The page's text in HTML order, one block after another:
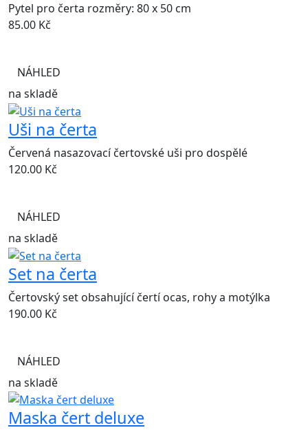
Pytel pro čerta rozměry: 80 x 50 cm
85.00 Kč
NÁHLED
na skladě
Uši na čerta
Červená nasazovací čertovské uši pro dospělé
120.00 Kč
NÁHLED
na skladě
Set na čerta
Čertovský set obsahující čertí ocas, rohy a motýlka
190.00 Kč
NÁHLED
na skladě
Maska čert deluxe